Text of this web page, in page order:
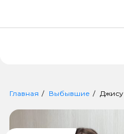
Главная Выбывшие Джису